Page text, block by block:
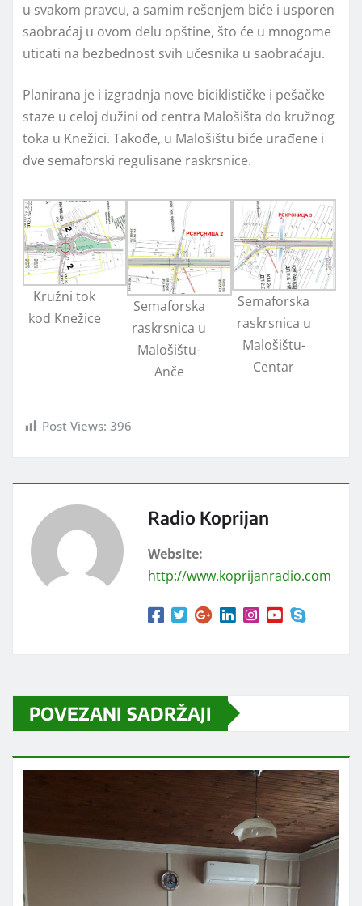
u svakom pravcu, a samim rešenjem biće i usporen
saobraćaj u ovom delu opštine, što će u mnogome
uticati na bezbednost svih učesnika u saobraćaju.
Planirana je i izgradnja nove biciklističke i pešačke
staze u celoj dužini od centra Malošišta do kružnog
toka u Knežici. Takođe, u Malošištu biće urađene i
dve semaforski regulisane raskrsnice.
Kružni tok
kod Knežice
Semaforska
raskrsnica u
Malošištu-
Anče
Semaforska
raskrsnica u
Malošištu-
Centar
Post Views: 396
Radio Koprijan
Website:
http://www.koprijanradio.com
POVEZANI SADRŽAJI